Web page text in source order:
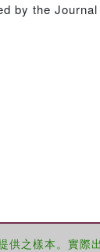
by the
供之樣本。實際